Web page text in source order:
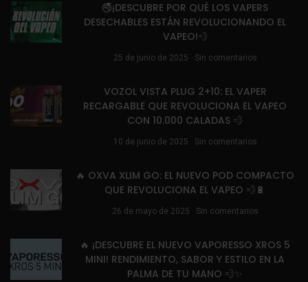
🚭¡DESCUBRE POR QUÉ LOS VAPERS
DESECHABLES ESTÁN REVOLUCIONANDO EL
VAPEO!💨
25 de junio de 2025 Sin comentarios
VOZOL VISTA PLUG 2+10: EL VAPER
RECARGABLE QUE REVOLUCIONA EL VAPEO
CON 10.000 CALADAS 💨
10 de junio de 2025 Sin comentarios
🔥 OXVA XLIM GO: EL NUEVO POD COMPACTO
QUE REVOLUCIONA EL VAPEO 💨🔋
26 de mayo de 2025 Sin comentarios
🔥 ¡DESCUBRE EL NUEVO VAPORESSO XROS 5
MINI! RENDIMIENTO, SABOR Y ESTILO EN LA
PALMA DE TU MANO 💨✨